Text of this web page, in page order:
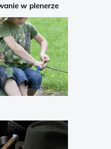
w plenerze